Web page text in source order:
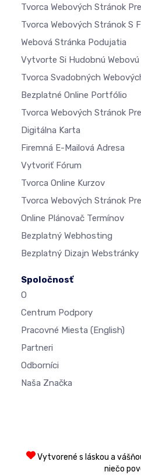
Tvorca Webových Stránok
Tvorca Webových Stránok S
Webová Stránka Podujatia
Vytvorte Si Hudobnú Webovú
Tvorca Svadobných
Bezplatné Online Portfólio
Tvorca Webových Stránok
Digitálna Karta
Firemná E-Mailová Adresa
Vytvoriť Fórum
Tvorca Online Kurzov
Tvorca Webových Stránok
Online Plánovač Termínov
Bezplatný Webhosting
Bezplatný Dizajn Webstránky
Spoločnosť
O
Centrum Podpory
Pracovné Miesta (English)
Partneri
Odborníci
Naša Značka
Vytvorené s láskou a
niečo